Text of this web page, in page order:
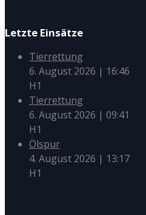
Letzte Einsätze
Tierrettung
6. August 2026 | 16:46
H1
Tierrettung
6. August 2026 | 09:41
H1
Ölspur
4. August 2026 | 13:17
H1